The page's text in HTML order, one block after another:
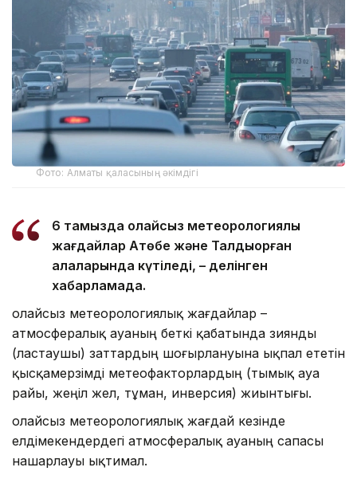
Фото: Алматы қаласының әкімдігі
6 тамызда қолайсыз метеорологиялық
жағдайлар Ақтөбе және Талдықорған
қалаларында күтіледі, – делінген
хабарламада.
Қолайсыз метеорологиялық жағдайлар –
атмосфералық ауаның беткі қабатында зиянды
(ластаушы) заттардың шоғырлануына ықпал ететін
қысқамерзімді метеофакторлардың (тымық ауа
райы, жеңіл жел, тұман, инверсия) жиынтығы.
Қолайсыз метеорологиялық жағдай кезінде
елдімекендердегі атмосфералық ауаның сапасы
нашарлауы ықтимал.